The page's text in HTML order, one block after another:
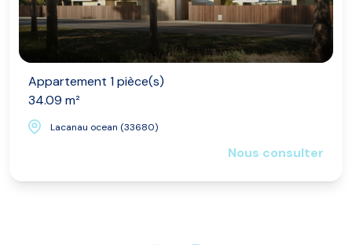
Appartement 1 pièce(s)
34.09 m²
Lacanau ocean (33680)
Nous consulter